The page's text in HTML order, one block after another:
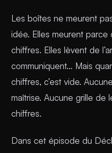
Les boîtes ne meurent
idée. Elles meurent parce
chiffres. Elles lèvent de
communiquent… Mais
chiffres, c’est vide.
maîtrise. Aucune grille de
chiffres.
Dans cet épisode du